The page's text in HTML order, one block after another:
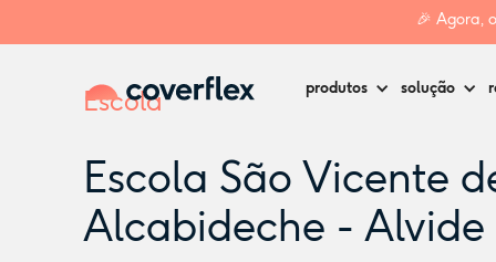
🎉 Agora, o
produtos solução
Escola
Escola São Vicente
Alcabideche - Alvide